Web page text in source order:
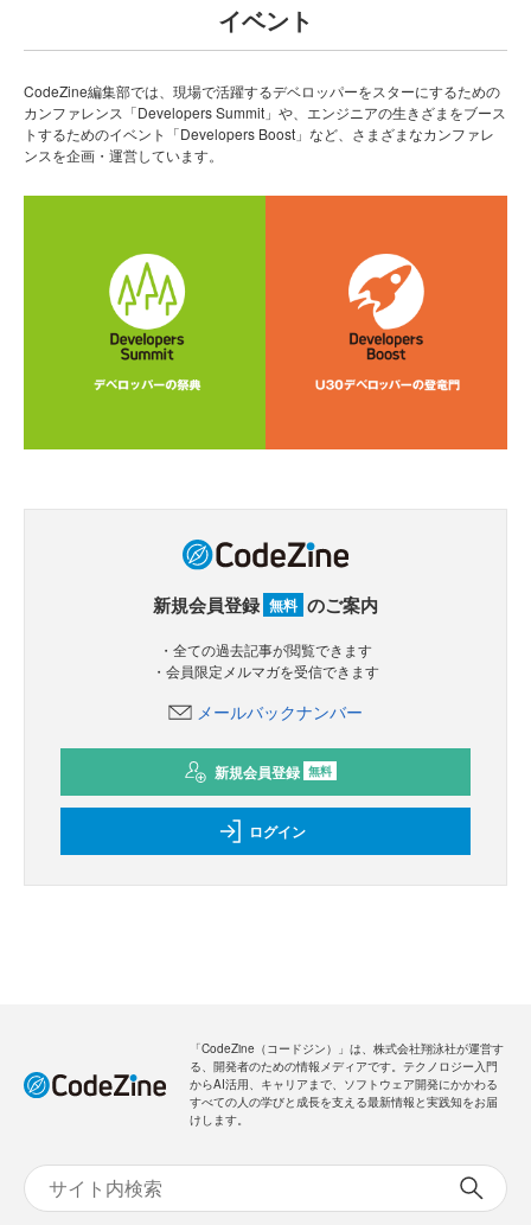
イベント
CodeZine編集部では、現場で活躍するデベロッパーをスターにするための
カンファレンス「Developers Summit」や、エンジニアの生きざまをブース
トするためのイベント「Developers Boost」など、さまざまなカンファレ
ンスを企画・運営しています。
新規会員登録 無料 のご案内
・全ての過去記事が閲覧できます
・会員限定メルマガを受信できます
メールバックナンバー
新規会員登録 無料
ログイン
「CodeZine（コードジン）」は、株式会社翔泳社が運営す
る、開発者のための情報メディアです。テクノロジー入門
からAI活用、キャリアまで、ソフトウェア開発にかかわる
すべての人の学びと成長を支える最新情報と実践知をお届
けします。